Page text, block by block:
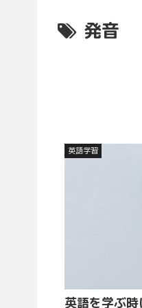
発音
英語学習
英語を学ぶ